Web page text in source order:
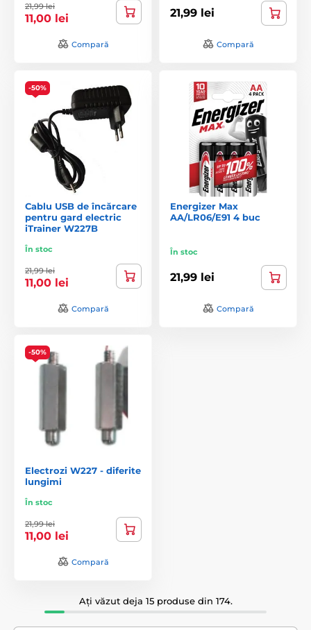
21,99 lei
11,00 lei
Compară
21,99 lei
Compară
-50%
Cablu USB de încărcare
pentru gard electric
iTrainer W227B
În stoc
21,99 lei
11,00 lei
Compară
Energizer Max
AA/LR06/E91 4 buc
În stoc
21,99 lei
Compară
-50%
Electrozi W227 - diferite
lungimi
În stoc
21,99 lei
11,00 lei
Compară
Ați văzut deja 15 produse din 174.